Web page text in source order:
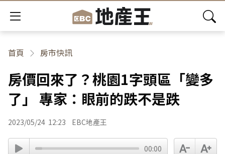
首頁 房市快訊
房價回來了？桃園1字頭區「變多
了」 專家：眼前的跌不是跌
2023/05/24 12:23 EBC地產王
00:00